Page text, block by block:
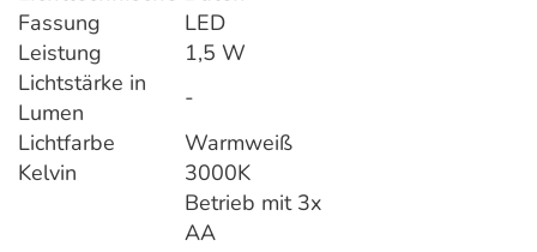
Fassung
LED
Leistung
1,5 W
Lichtstärke in
Lumen
-
Lichtfarbe
Warmweiß
Kelvin
3000K
Betrieb mit 3x
AA